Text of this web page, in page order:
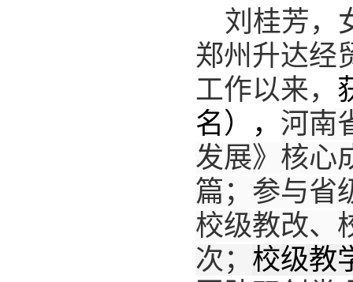
刘桂芳，
郑州升达经
工作以来，
名）， 河南
发展》核心
篇；参与省
校级教改、
次； 校级教